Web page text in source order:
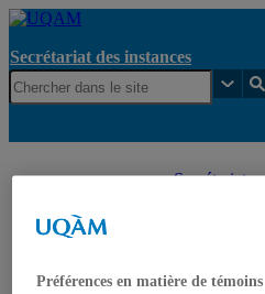
Secrétariat des instances
Secrétariat
Préférences en matière de témoins